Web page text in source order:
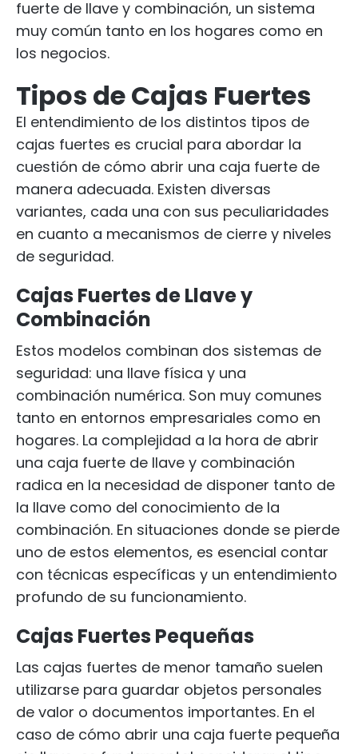
fuerte de llave y combinación, un sistema
muy común tanto en los hogares como en
los negocios.
Tipos de Cajas Fuertes
El entendimiento de los distintos tipos de
cajas fuertes es crucial para abordar la
cuestión de cómo abrir una caja fuerte de
manera adecuada. Existen diversas
variantes, cada una con sus peculiaridades
en cuanto a mecanismos de cierre y niveles
de seguridad.
Cajas Fuertes de Llave y
Combinación
Estos modelos combinan dos sistemas de
seguridad: una llave física y una
combinación numérica. Son muy comunes
tanto en entornos empresariales como en
hogares. La complejidad a la hora de abrir
una caja fuerte de llave y combinación
radica en la necesidad de disponer tanto de
la llave como del conocimiento de la
combinación. En situaciones donde se pierde
uno de estos elementos, es esencial contar
con técnicas específicas y un entendimiento
profundo de su funcionamiento.
Cajas Fuertes Pequeñas
Las cajas fuertes de menor tamaño suelen
utilizarse para guardar objetos personales
de valor o documentos importantes. En el
caso de cómo abrir una caja fuerte pequeña